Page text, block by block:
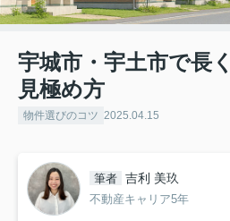
宇城市・宇土市で長
見極め方
物件選びのコツ 2025.04.15
筆者 吉利 美玖
不動産キャリア5年